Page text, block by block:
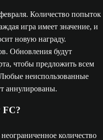
Количество попыток
игра имеет значение, и
новую награду.
Обновления будут
чтобы предложить всем
неиспользованные
аннулированы.
FC?
количество